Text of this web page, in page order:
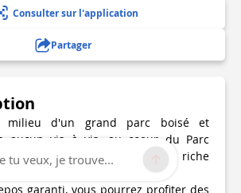
Consulter sur l'application
Partager
milieu d'un grand parc boisé et
aucun vis à vis, au coeur du Parc
Périgord Limousin au riche
et historique.
garanti, vous pourrez profiter des
tu veux, je trouve...